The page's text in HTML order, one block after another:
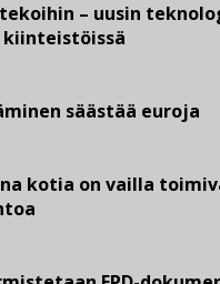
– uusin
säästää euroja
kotia on vailla